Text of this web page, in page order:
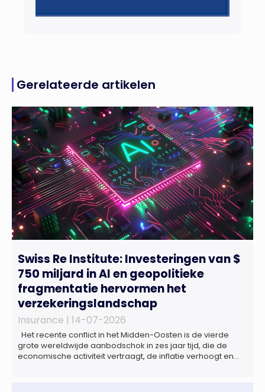
Gerelateerde artikelen
Swiss Re Institute: Investeringen van $
750 miljard in AI en geopolitieke
fragmentatie hervormen het
verzekeringslandschap
Insurance | 14-07-2026
Het recente conflict in het Midden-Oosten is de vierde
grote wereldwijde aanbodschok in zes jaar tijd, die de
economische activiteit vertraagt, de inflatie verhoogt en